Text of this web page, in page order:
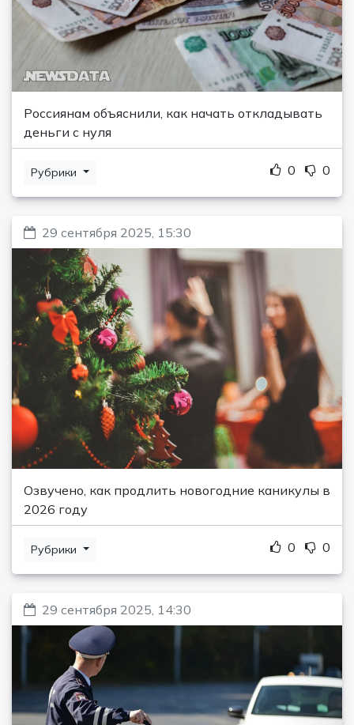
Россиянам объяснили, как начать откладывать
деньги с нуля
Рубрики 0 0
29 сентября 2025, 15:30
Озвучено, как продлить новогодние каникулы в
2026 году
Рубрики 0 0
29 сентября 2025, 14:30